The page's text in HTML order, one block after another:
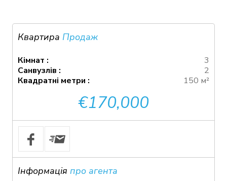
Квартира Продаж
Кімнат :
3
Санвузлів :
2
Квадратні метри :
150 м²
€170,000
Інформація про агента